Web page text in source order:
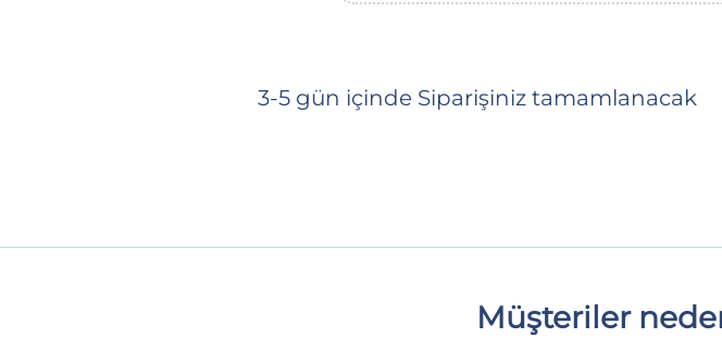
3-5 gün içinde Siparişiniz tamamlanacak
Müşteriler